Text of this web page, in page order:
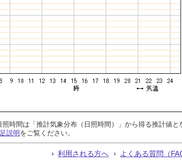
時間は「推計気象分布（日照時間）」から得る推計値
説明をご覧ください。
利用される方へ よくある質問（